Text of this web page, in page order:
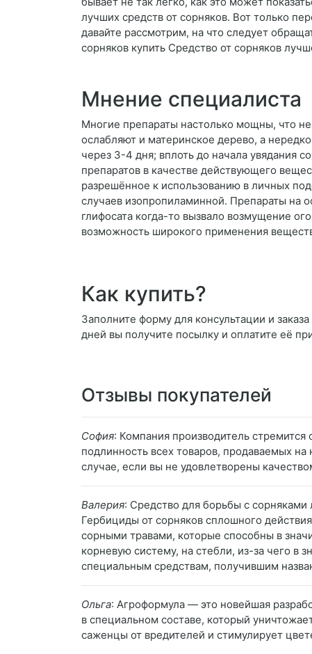
лучших средств от сорняков. Вот только
давайте рассмотрим, на что следует
сорняков купить Средство от сорняков
Мнение специалиста
Многие препараты настолько мощны, что
ослабляют и материнское дерево, а
через 3-4 дня; вплоть до начала увядания
препаратов в качестве действующего
разрешённое к использованию в личных
случаев изопропиламинной. Препараты на
глифосата когда-то вызвало возмущение
возможность широкого применения
Как купить?
Заполните форму для консультации и
дней вы получите посылку и оплатите её
Отзывы покупателей
София: Компания производитель
подлинность всех товаров, продаваемых
случае, если вы не удовлетворены
Валерия: Средство для борьбы с
Гербициды от сорняков сплошного
сорными травами, которые способны в
корневую систему, на стебли, из-за чего в
специальным средствам, получившим
Ольга: Агроформула — это новейшая
в специальном составе, который
саженцы от вредителей и стимулирует